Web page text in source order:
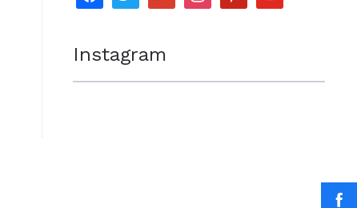
Instagram